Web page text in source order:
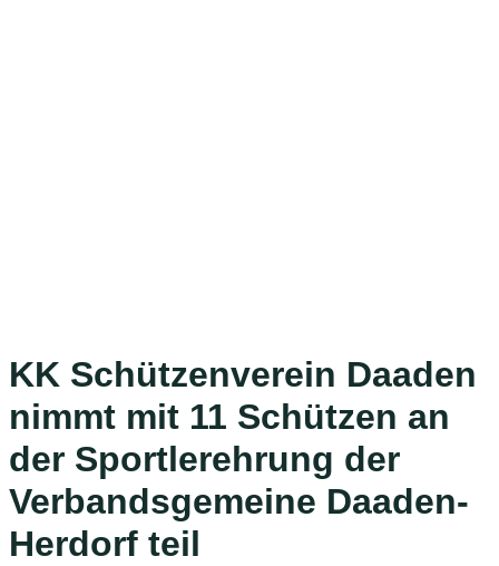
KK Schützenverein Daaden
nimmt mit 11 Schützen an
der Sportlerehrung der
Verbandsgemeine Daaden-
Herdorf teil